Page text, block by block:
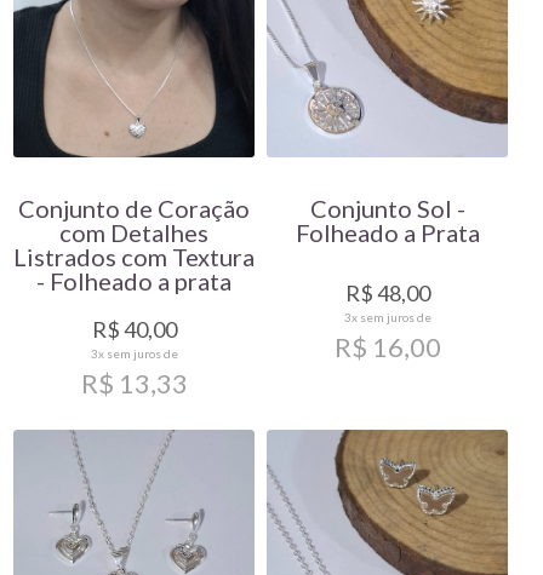
Conjunto de Coração
com Detalhes
Listrados com Textura
- Folheado a prata
R$ 40,00
3xsem juros de
R$ 13,33
Conjunto Sol -
Folheado a Prata
R$ 48,00
3xsem juros de
R$ 16,00